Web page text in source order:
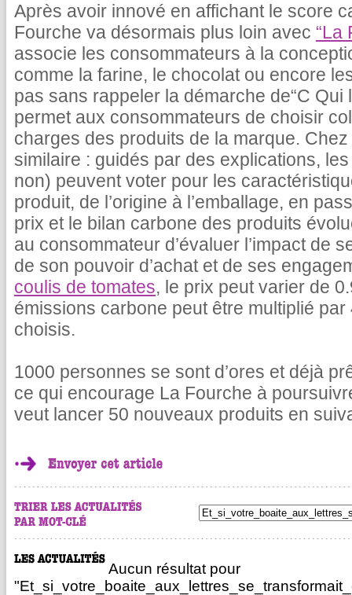
Après avoir innové en affichant le score
Fourche va désormais plus loin avec “La
associe les consommateurs à la
comme la farine, le chocolat ou encore
pas sans rappeler la démarche de“C Qui
permet aux consommateurs de choisir
charges des produits de la marque.
similaire : guidés par des explications,
non) peuvent voter pour les
produit, de l’origine à l’emballage, en
prix et le bilan carbone des produits
au consommateur d’évaluer l’impact de
de son pouvoir d’achat et de ses
coulis de tomates, le prix peut varier de
émissions carbone peut être multiplié
choisis.
1000 personnes se sont d’ores et déjà
ce qui encourage La Fourche à
veut lancer 50 nouveaux produits en
Aucun résultat pour